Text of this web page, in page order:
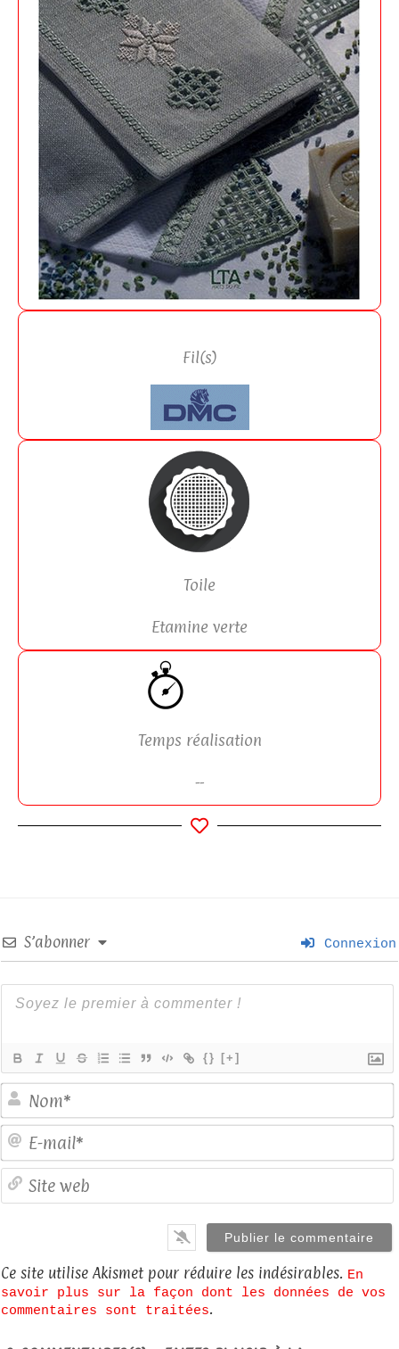
Fil(s)
Toile
Etamine verte
Temps réalisation
--
S’abonner Connexion
{} [+]
Ce site utilise Akismet pour réduire les indésirables. En
savoir plus sur la façon dont les données de vos
commentaires sont traitées.